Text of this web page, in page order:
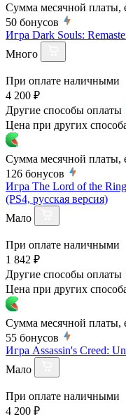
Сумма месячной платы,
50 бонусов
Игра Dark Souls:
Много
При оплате наличными
4 200 ₽
Другие способы оплаты
Цена при других
Сумма месячной платы,
126 бонусов
Игра The Lord of the
(PS4, русская версия)
Мало
При оплате наличными
1 842 ₽
Другие способы оплаты
Цена при других
Сумма месячной платы,
55 бонусов
Игра Assassin's Creed:
Мало
При оплате наличными
4 200 ₽